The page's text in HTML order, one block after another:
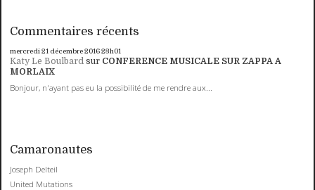
Commentaires récents
mercredi 21 décembre 201623h01
Katy Le Boulbard sur CONFERENCE MUSICALE SUR ZAPPA A
MORLAIX
Bonjour, n'ayant pas eu la possibilité de me rendre aux...
Camaronautes
Joseph Delteil
United Mutations